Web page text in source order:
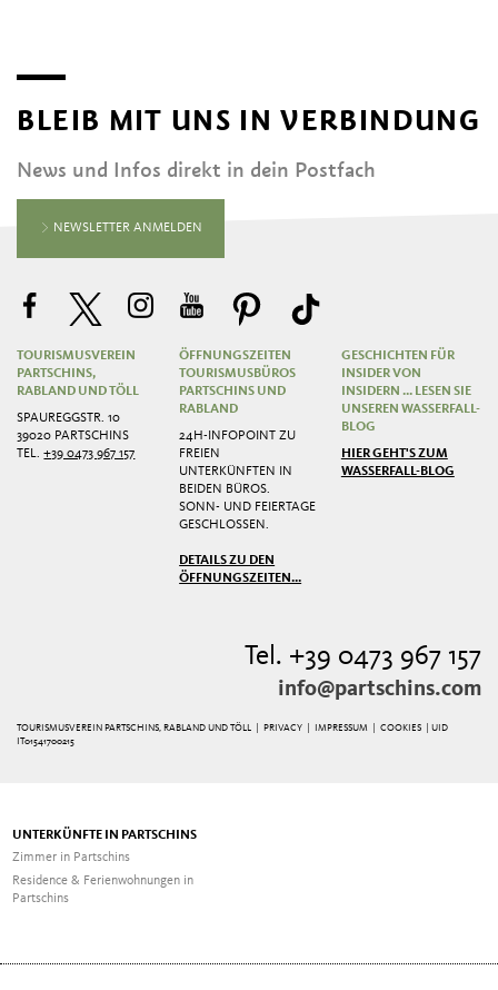
BLEIB MIT UNS IN VERBINDUNG
News und Infos direkt in dein Postfach
NEWSLETTER ANMELDEN
TOURISMUSVEREIN
PARTSCHINS,
RABLAND UND TÖLL
SPAUREGGSTR. 10
39020 PARTSCHINS
TEL.+39 0473 967 157
ÖFFNUNGSZEITEN
TOURISMUSBÜROS
PARTSCHINS UND
RABLAND
24H-INFOPOINT ZU
FREIEN
UNTERKÜNFTEN IN
BEIDEN BÜROS.
SONN- UND FEIERTAGE
GESCHLOSSEN.
DETAILS ZU DEN
ÖFFNUNGSZEITEN...
GESCHICHTEN FÜR
INSIDER VON
INSIDERN ... LESEN SIE
UNSEREN WASSERFALL-
BLOG
HIER GEHT'S ZUM
WASSERFALL-BLOG
Tel. +39 0473 967 157
info@partschins.com
TOURISMUSVEREIN PARTSCHINS, RABLAND UND TÖLL | PRIVACY IMPRESSUM |COOKIES
| UID
IT01541700215
UNTERKÜNFTE IN PARTSCHINS
Zimmer in Partschins
Residence & Ferienwohnungen in
Partschins